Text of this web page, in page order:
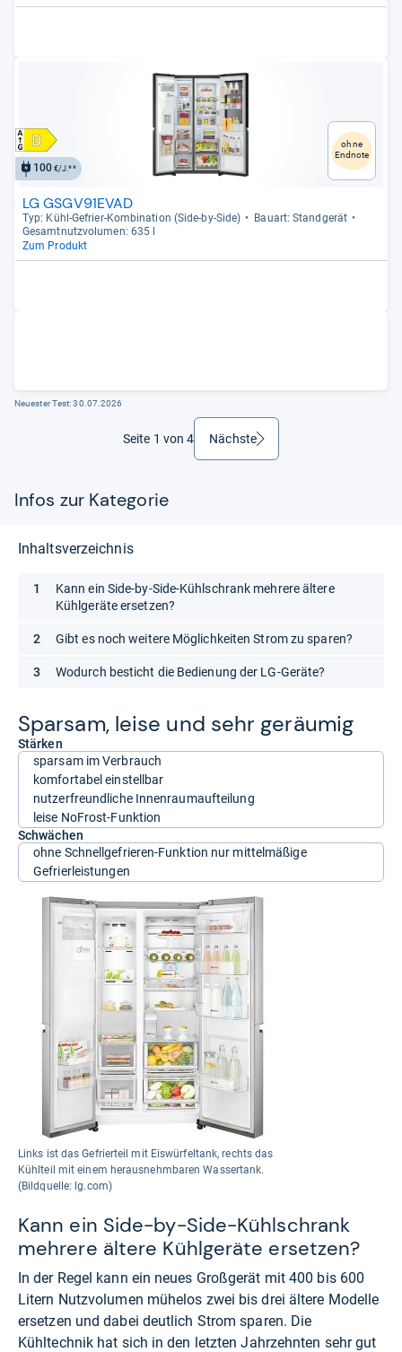
100 €/J.**
ohne
Endnote
LG GSGV91EVAD
Typ: Kühl-​Gefrier-​Kom­bi­na­tion (Side-​by-​Side)
Bau­art: Stand­ge­rät
Gesamt­nutz­vo­lu­men: 635 l
Zum Produkt
Neuester Test:30.07.2026
Seite 1 von 4 Nächsteweiter
Infos zur Kategorie
Spar­sam, leise und sehr geräu­mig
Stärken
sparsam im Verbrauch
komfortabel einstellbar
nutzerfreundliche Innenraumaufteilung
leise NoFrost-Funktion
Schwächen
ohne Schnellgefrieren-Funktion nur mittelmäßige
Gefrierleistungen
Links ist das Gefrierteil mit Eiswürfeltank, rechts das
Kühlteil mit einem herausnehmbaren Wassertank.
(Bildquelle: lg.com)
Kann ein Side-by-Side-Kühlschrank
mehrere ältere Kühlgeräte ersetzen?
In der Regel kann ein neues Großgerät mit 400 bis 600
Litern Nutzvolumen mühelos zwei bis drei ältere Modelle
ersetzen und dabei deutlich Strom sparen. Die
Kühltechnik hat sich in den letzten Jahrzehnten sehr gut
Inhaltsverzeichnis
Kann ein Side-by-Side-Kühlschrank mehrere ältere
Kühlgeräte ersetzen?
Gibt es noch weitere Möglichkeiten Strom zu sparen?
Wodurch besticht die Bedienung der LG-Geräte?